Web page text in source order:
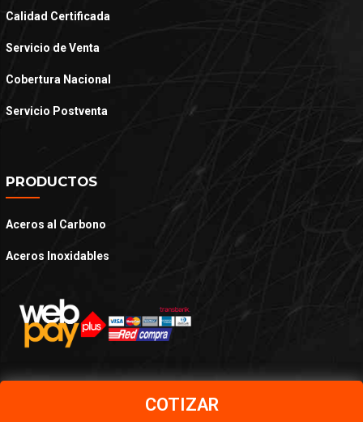
COTIZAR
Calidad Certificada
Servicio de Venta
Cobertura Nacional
Servicio Postventa
PRODUCTOS
Aceros al Carbono
Aceros Inoxidables